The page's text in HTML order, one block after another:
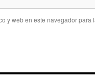
y web en este navegador para